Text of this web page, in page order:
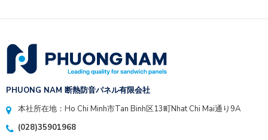
PHUONG NAM 断熱防音パネル有限会社
本社所在地：Ho Chi Minh市Tan Binh区13町Nhat Chi Mai通り9A
(028)35901968